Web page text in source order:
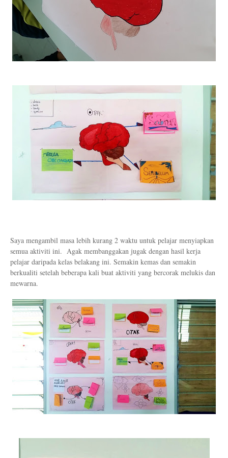
Saya mengambil masa lebih kurang 2 waktu untuk pelajar menyiapkan
semua aktiviti ini. Agak membanggakan jugak dengan hasil kerja
pelajar daripada kelas belakang ini. Semakin kemas dan semakin
berkualiti setelah beberapa kali buat aktiviti yang bercorak melukis dan
mewarna.